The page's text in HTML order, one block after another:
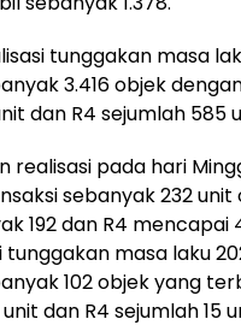
tunggakan masa
3.416 objek
dan R4 sejumlah 585
realisasi pada hari
sebanyak 232
192 dan R4 mencapai
masa laku
102 objek yang
dan R4 sejumlah 15